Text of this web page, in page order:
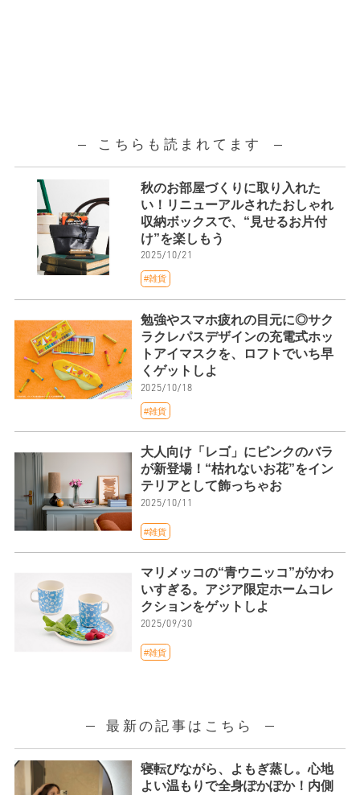
こちらも読まれてます
秋のお部屋づくりに取り入れた
い！リニューアルされたおしゃれ
収納ボックスで、“見せるお片付
け”を楽しもう
2025/10/21
#雑貨
勉強やスマホ疲れの目元に◎サク
ラクレパスデザインの充電式ホッ
トアイマスクを、ロフトでいち早
くゲットしよ
2025/10/18
#雑貨
大人向け「レゴ」にピンクのバラ
が新登場！“枯れないお花”をイン
テリアとして飾っちゃお
2025/10/11
#雑貨
マリメッコの“青ウニッコ”がかわ
いすぎる。アジア限定ホームコレ
クションをゲットしよ
2025/09/30
#雑貨
最新の記事はこちら
寝転びながら、よもぎ蒸し。心地
よい温もりで全身ぽかぽか！内側